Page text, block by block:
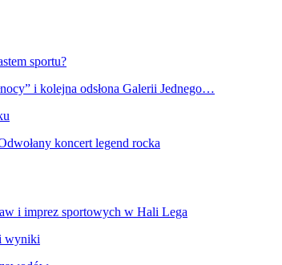
sportu?
i kolejna odsłona Galerii Jednego…
koncert legend rocka
i imprez sportowych w Hali Lega
wyniki